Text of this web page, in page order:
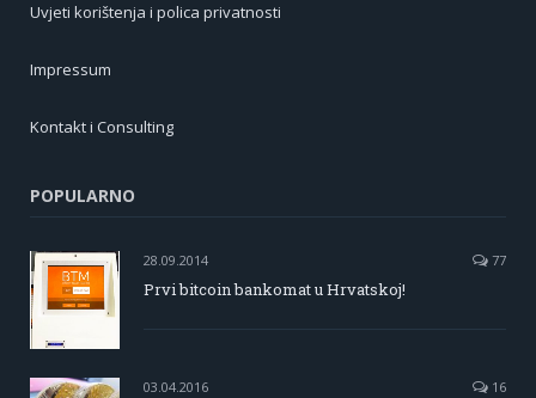
Uvjeti korištenja i polica privatnosti
Impressum
Kontakt i Consulting
POPULARNO
28.09.2014 77
Prvi bitcoin bankomat u Hrvatskoj!
03.04.2016 16